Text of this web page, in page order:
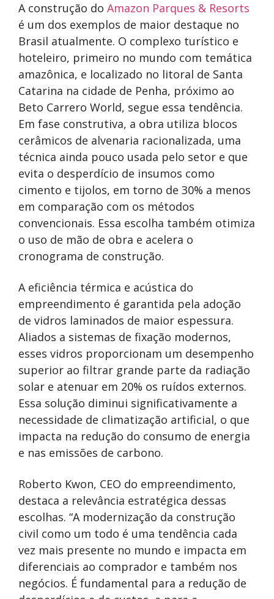
A construção do Amazon Parques & Resorts
é um dos exemplos de maior destaque no
Brasil atualmente. O complexo turístico e
hoteleiro, primeiro no mundo com temática
amazônica, e localizado no litoral de Santa
Catarina na cidade de Penha, próximo ao
Beto Carrero World, segue essa tendência.
Em fase construtiva, a obra utiliza blocos
cerâmicos de alvenaria racionalizada, uma
técnica ainda pouco usada pelo setor e que
evita o desperdício de insumos como
cimento e tijolos, em torno de 30% a menos
em comparação com os métodos
convencionais. Essa escolha também otimiza
o uso de mão de obra e acelera o
cronograma de construção.
A eficiência térmica e acústica do
empreendimento é garantida pela adoção
de vidros laminados de maior espessura.
Aliados a sistemas de fixação modernos,
esses vidros proporcionam um desempenho
superior ao filtrar grande parte da radiação
solar e atenuar em 20% os ruídos externos.
Essa solução diminui significativamente a
necessidade de climatização artificial, o que
impacta na redução do consumo de energia
e nas emissões de carbono.
Roberto Kwon, CEO do empreendimento,
destaca a relevância estratégica dessas
escolhas. “A modernização da construção
civil como um todo é uma tendência cada
vez mais presente no mundo e impacta em
diferenciais ao comprador e também nos
negócios. É fundamental para a redução de